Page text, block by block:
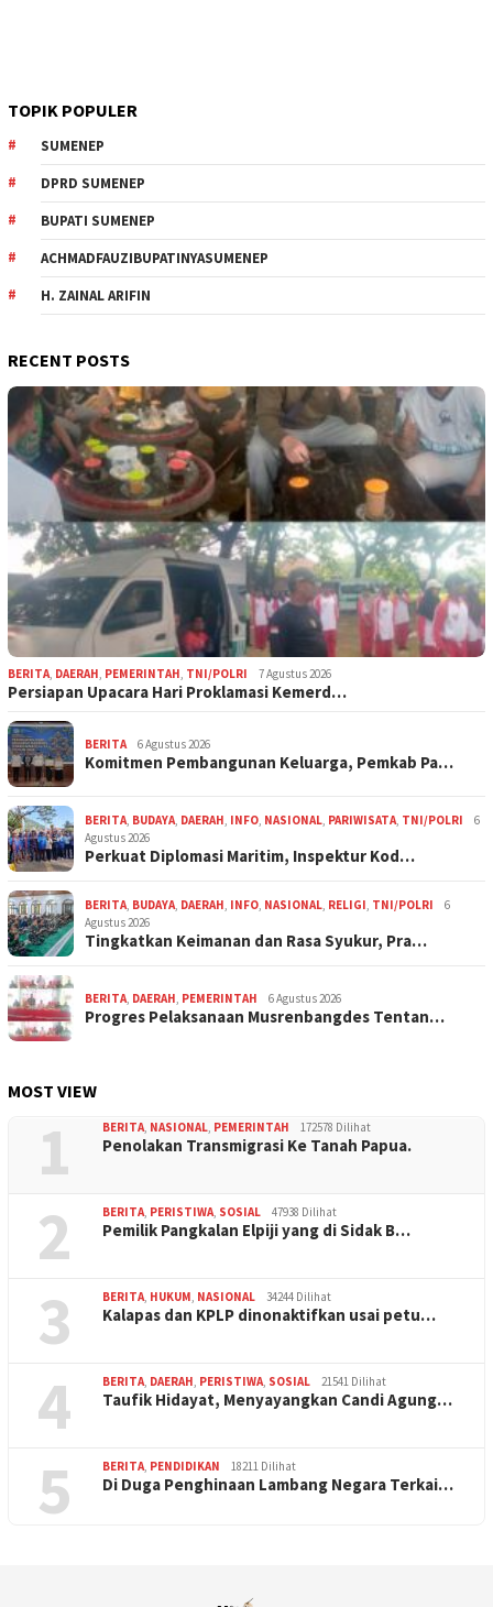
TOPIK POPULER
SUMENEP
DPRD SUMENEP
BUPATI SUMENEP
ACHMADFAUZIBUPATINYASUMENEP
H. ZAINAL ARIFIN
RECENT POSTS
BERITA, DAERAH, PEMERINTAH, TNI/POLRI 7 Agustus 2026
Persiapan Upacara Hari Proklamasi Kemerd…
BERITA 6 Agustus 2026
Komitmen Pembangunan Keluarga, Pemkab Pa…
BERITA, BUDAYA, DAERAH, INFO, NASIONAL, PARIWISATA, TNI/POLRI
6
Agustus 2026
Perkuat Diplomasi Maritim, Inspektur Kod…
BERITA, BUDAYA, DAERAH, INFO, NASIONAL, RELIGI, TNI/POLRI
6
Agustus 2026
Tingkatkan Keimanan dan Rasa Syukur, Pra…
BERITA, DAERAH, PEMERINTAH 6 Agustus 2026
Progres Pelaksanaan Musrenbangdes Tentan…
MOST VIEW
1 BERITA, NASIONAL, PEMERINTAH 172578 Dilihat
Penolakan Transmigrasi Ke Tanah Papua.
2 BERITA, PERISTIWA, SOSIAL 47938 Dilihat
Pemilik Pangkalan Elpiji yang di Sidak B…
3 BERITA, HUKUM, NASIONAL 34244 Dilihat
Kalapas dan KPLP dinonaktifkan usai petu…
4 BERITA, DAERAH, PERISTIWA, SOSIAL 21541 Dilihat
Taufik Hidayat, Menyayangkan Candi Agung…
5 BERITA, PENDIDIKAN 18211 Dilihat
Di Duga Penghinaan Lambang Negara Terkai…